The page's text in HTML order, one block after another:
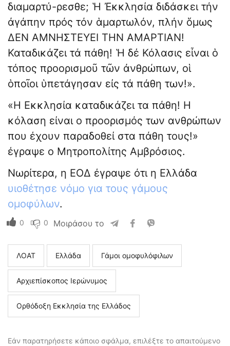
διαμαρτύ-ρεσθε; Ἡ Ἐκκλησία διδάσκει τήν
ἀγάπην πρός τόν ἁμαρτωλόν, πλήν ὅμως
ΔΕΝ ΑΜΝΗΣΤΕΥΕΙ ΤΗΝ ΑΜΑΡΤΙΑΝ!
Καταδικάζει τά πάθη! Ἡ δέ Κόλασις εἶναι ὁ
τόπος προορισμοῦ τῶν ἀνθρώπων, οἱ
ὁποῖοι ὑπετάγησαν εἰς τά πάθη των!».
«Η Εκκλησία καταδικάζει τα πάθη! Η
κόλαση είναι ο προορισμός των ανθρώπων
που έχουν παραδοθεί στα πάθη τους!»
έγραψε ο Μητροπολίτης Αμβρόσιος.
Νωρίτερα, η ΕΟΔ έγραψε ότι η Ελλάδα
υιοθέτησε νόμο για τους γάμους
ομοφύλων.
0 0 Μοιράσου το
ΛΟΑΤ Ελλάδα Γάμοι ομοφυλόφιλων
Αρχιεπίσκοπος Ιερώνυμος
Ορθόδοξη Εκκλησία της Ελλάδος
Εάν παρατηρήσετε κάποιο σφάλμα, επιλέξτε το απαιτούμενο